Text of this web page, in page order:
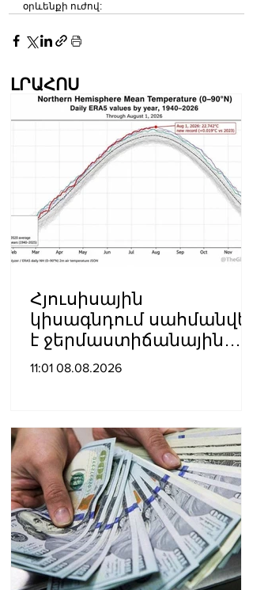
օրևենքի ուժով:
ԼՐԱՀՈՍ
Հյուսիսային
կիսագնդում սահմանվել
է ջերմաստիճանային
նոր ռեկորդ․ Լևոն
11:01 08.08.2026